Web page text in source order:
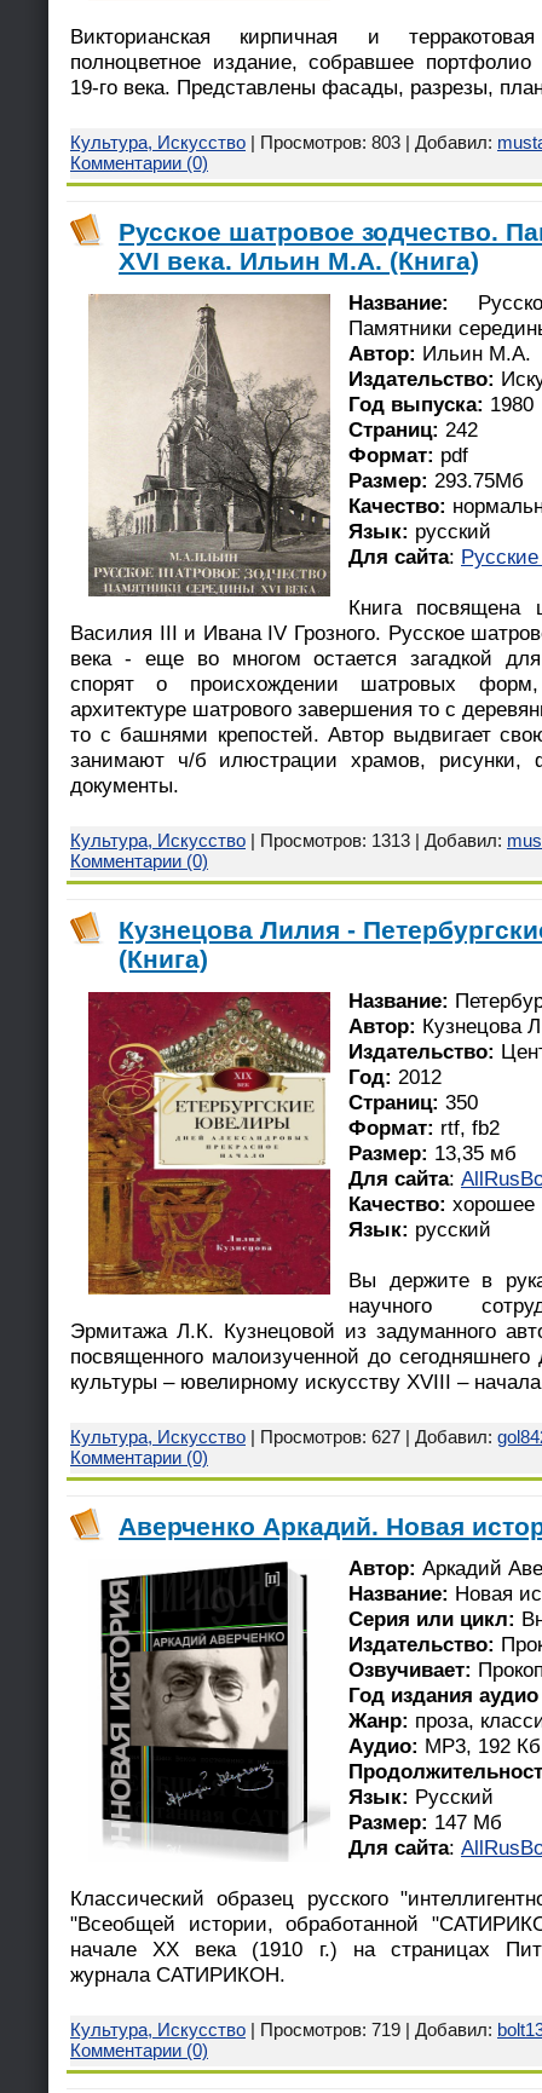
Викторианская кирпичная и
полноцветное издание, собравшее портфолио
19-го века. Представлены фасады, разрезы,
Культура, Искусство | Просмотров: 803 | Добавил:
Комментарии (0)
Русское шатровое зодчество.
XVI века. Ильин М.А. (Книга)
Название:
Памятники
Автор: Ильин М.А.
Издательство:
Год выпуска: 1980
Страниц: 242
Формат: pdf
Размер: 293.75Мб
Качество:
Язык: русский
Для сайта: Русские
Книга посвящена
Василия III и Ивана IV Грозного. Русское
века - еще во многом остается загадкой
спорят о происхождении шатровых
архитектуре шатрового завершения то с
то с башнями крепостей. Автор выдвигает
занимают ч/б илюстрации храмов, рисунки,
документы.
Культура, Искусство | Просмотров: 1313 | Добавил:
Комментарии (0)
Кузнецова Лилия -
(Книга)
Название:
Автор: Кузнецова
Издательство:
Год: 2012
Страниц: 350
Формат: rtf, fb2
Размер: 13,35 мб
Для сайта:
Качество: хорошее
Язык: русский
Вы держите в
научного
Эрмитажа Л.К. Кузнецовой из задуманного
посвященного малоизученной до сегодняшнего
культуры – ювелирному искусству XVIII –
Культура, Искусство | Просмотров: 627 | Добавил:
Комментарии (0)
Аверченко Аркадий. Новая
Автор: Аркадий
Название: Новая
Серия или цикл:
Издательство:
Озвучивает:
Год издания
Жанр: проза,
Аудио: MP3, 192
Язык: Русский
Размер: 147 Мб
Для сайта:
Классический образец русского
"Всеобщей истории, обработанной
начале ХХ века (1910 г.) на страницах
журнала САТИРИКОН.
Культура, Искусство | Просмотров: 719 | Добавил:
Комментарии (0)